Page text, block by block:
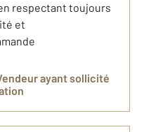
respectant toujours
et
ayant sollicité